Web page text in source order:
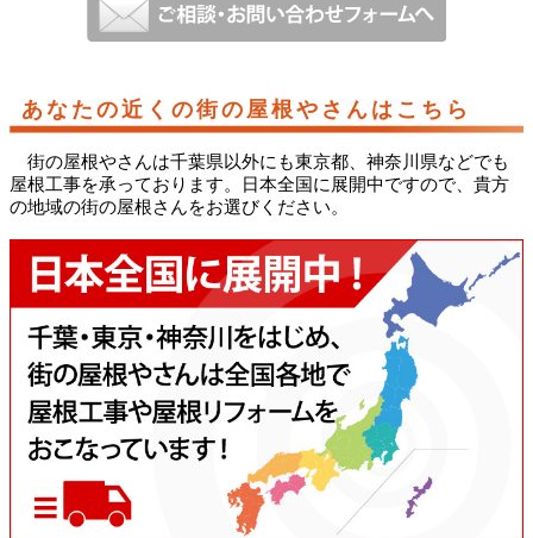
あなたの近くの街の屋根やさんはこちら
街の屋根やさんは千葉県以外にも東京都、神奈川県などでも
屋根工事を承っております。日本全国に展開中ですので、貴方
の地域の街の屋根さんをお選びください。